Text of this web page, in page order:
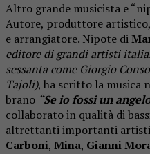
Altro grande musicista e
Autore, produttore artistico,
e arrangiatore. Nipote di
editore di grandi artisti
sessanta come Giorgio
Tajoli), ha scritto la musica
brano “Se io fossi un
collaborato in qualità di
altrettanti importanti artisti
Carboni, Mina, Gianni